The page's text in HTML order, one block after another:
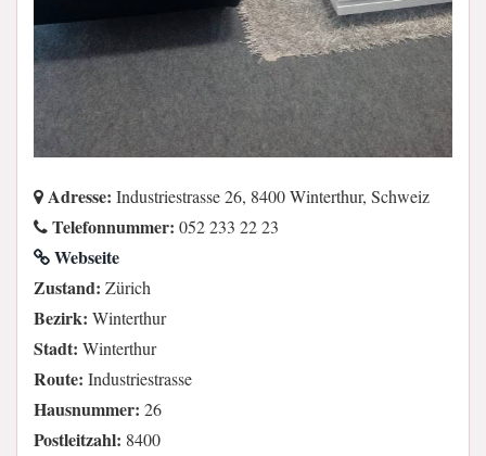
Adresse: Industriestrasse 26, 8400 Winterthur, Schweiz
Telefonnummer: 052 233 22 23
Webseite
Zustand: Zürich
Bezirk: Winterthur
Stadt: Winterthur
Route: Industriestrasse
Hausnummer: 26
Postleitzahl: 8400